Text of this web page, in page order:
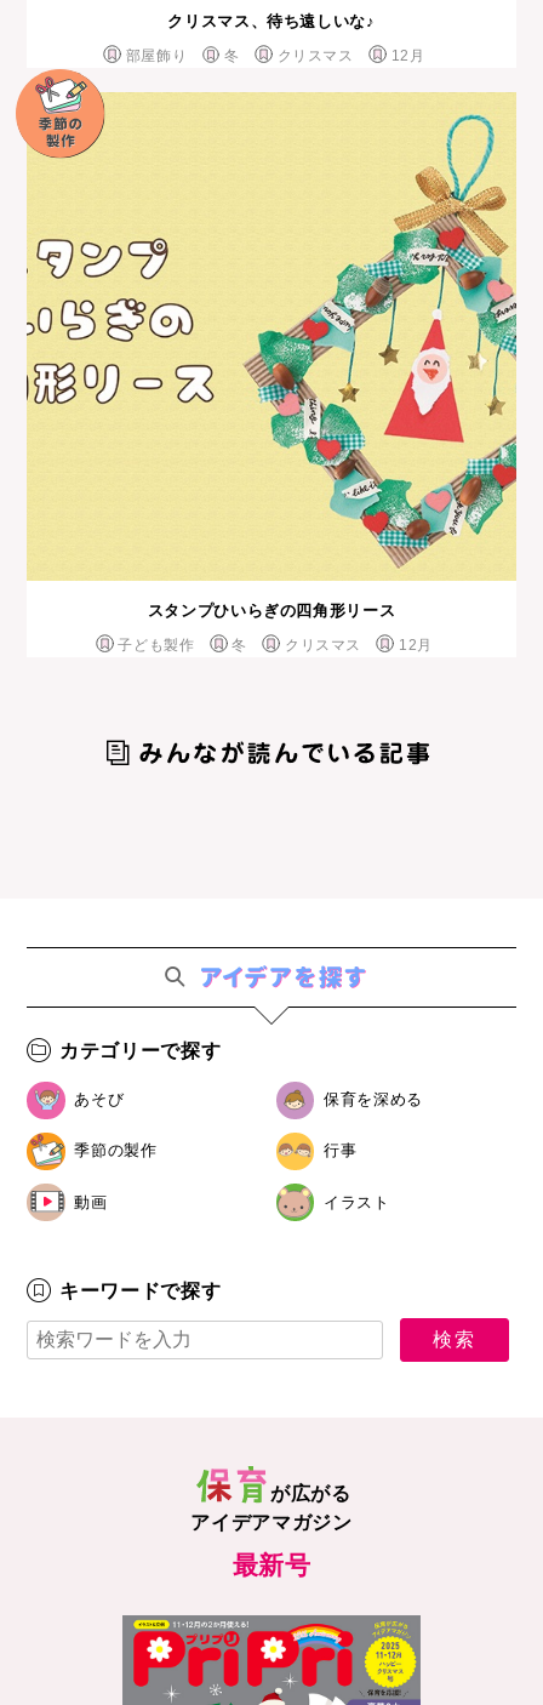
クリスマス、待ち遠しいな♪
部屋飾り 冬 クリスマス 12月
スタンプひいらぎの四角形リース
子ども製作 冬 クリスマス 12月
カテゴリーで探す
あそび 保育を深める
季節の製作 行事
動画 イラスト
キーワードで探す
が広がる
アイデアマガジン
最新号